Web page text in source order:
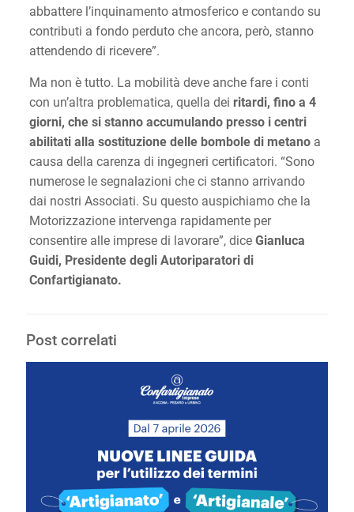
abbattere l’inquinamento atmosferico e contando su
contributi a fondo perduto che ancora, però, stanno
attendendo di ricevere”.
Ma non è tutto. La mobilità deve anche fare i conti
con un’altra problematica, quella dei ritardi, fino a 4
giorni, che si stanno accumulando presso i centri
abilitati alla sostituzione delle bombole di metanoa
causa della carenza di ingegneri certificatori. “Sono
numerose le segnalazioni che ci stanno arrivando
dai nostri Associati. Su questo auspichiamo che la
Motorizzazione intervenga rapidamente per
consentire alle imprese di lavorare”, dice Gianluca
Guidi, Presidente degli Autoriparatori di
Confartigianato.
Post correlati